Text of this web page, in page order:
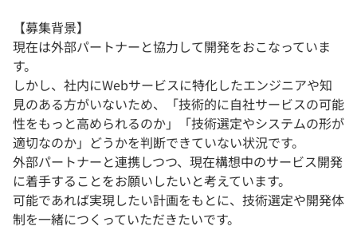
【募集背景】
現在は外部パートナーと協力して開発をおこなっていま
す。
しかし、社内にWebサービスに特化したエンジニアや知
見のある方がいないため、「技術的に自社サービスの可能
性をもっと高められるのか」「技術選定やシステムの形が
適切なのか」どうかを判断できていない状況です。
外部パートナーと連携しつつ、現在構想中のサービス開発
に着手することをお願いしたいと考えています。
可能であれば実現したい計画をもとに、技術選定や開発体
制を一緒につくっていただきたいです。